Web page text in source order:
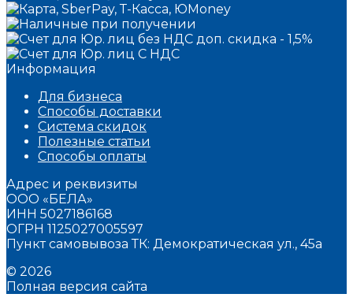
Информация
Для бизнеса
Способы доставки
Система скидок
Полезные статьи
Способы оплаты
Адрес и реквизиты
ООО «БЕЛА»
ИНН 5027186168
ОГРН 1125027005597
Пункт самовывоза ТК: Демократическая ул., 45а
© 2026
Полная версия сайта